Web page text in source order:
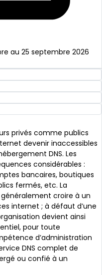
au 25 septembre 2026
privés comme publics
devenir inaccessibles
DNS. Les
considérables :
bancaires, boutiques
fermés, etc. La
généralement croire à un
internet ; à défaut d’une
devient ainsi
pour toute
d’administration
DNS complet de
ou confié à un